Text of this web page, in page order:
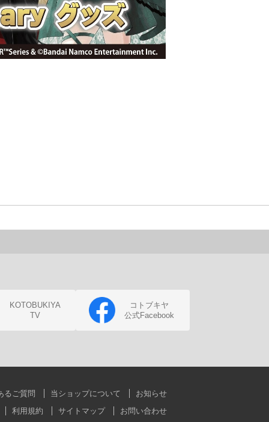
KOTOBUKIYA
TV
コトブキヤ
公式Facebook
るご質問 当ショップについて
お知らせ
利用規約
サイトマップ お問い合わせ